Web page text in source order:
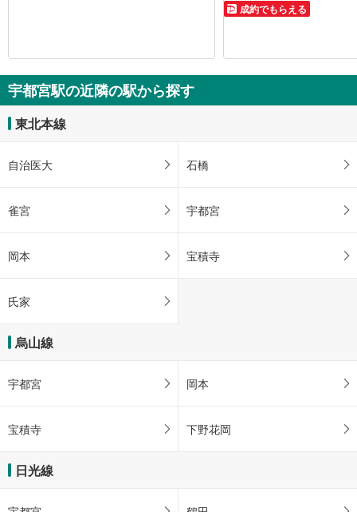
成約でもらえる
宇都宮駅の近隣の駅から探す
東北本線
自治医大 石橋
雀宮 宇都宮
岡本 宝積寺
氏家
烏山線
宇都宮 岡本
宝積寺 下野花岡
日光線